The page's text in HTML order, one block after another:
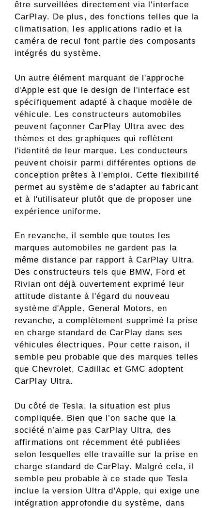
être surveillées directement via l'interface
CarPlay. De plus, des fonctions telles que la
climatisation, les applications radio et la
caméra de recul font partie des composants
intégrés du système.
Un autre élément marquant de l'approche
d'Apple est que le design de l'interface est
spécifiquement adapté à chaque modèle de
véhicule. Les constructeurs automobiles
peuvent façonner CarPlay Ultra avec des
thèmes et des graphiques qui reflètent
l'identité de leur marque. Les conducteurs
peuvent choisir parmi différentes options de
conception prêtes à l'emploi. Cette flexibilité
permet au système de s'adapter au fabricant
et à l'utilisateur plutôt que de proposer une
expérience uniforme.
En revanche, il semble que toutes les
marques automobiles ne gardent pas la
même distance par rapport à CarPlay Ultra.
Des constructeurs tels que BMW, Ford et
Rivian ont déjà ouvertement exprimé leur
attitude distante à l'égard du nouveau
système d'Apple. General Motors, en
revanche, a complètement supprimé la prise
en charge standard de CarPlay dans ses
véhicules électriques. Pour cette raison, il
semble peu probable que des marques telles
que Chevrolet, Cadillac et GMC adoptent
CarPlay Ultra.
Du côté de Tesla, la situation est plus
compliquée. Bien que l’on sache que la
société n’aime pas CarPlay Ultra, des
affirmations ont récemment été publiées
selon lesquelles elle travaille sur la prise en
charge standard de CarPlay. Malgré cela, il
semble peu probable à ce stade que Tesla
inclue la version Ultra d'Apple, qui exige une
intégration approfondie du système, dans